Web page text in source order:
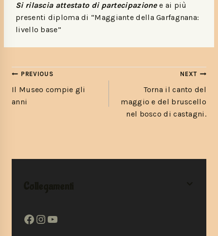
Si rilascia attestato di partecipazionee ai più
presenti diploma di “Maggiante della Garfagnana:
livello base”
PREVIOUS
Il Museo compie gli
anni
NEXT
Torna il canto del
maggio e del bruscello
nel bosco di castagni.